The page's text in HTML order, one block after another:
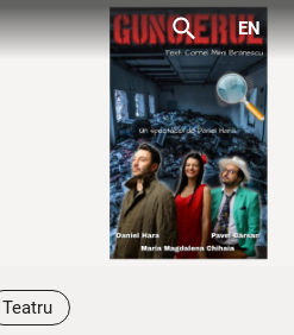
search EN
Teatru